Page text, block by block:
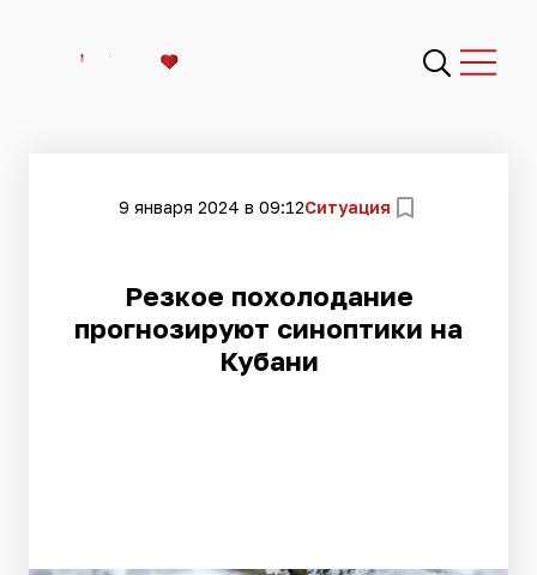
9 января 2024 в 09:12Ситуация
​Резкое похолодание
прогнозируют синоптики на
Кубани